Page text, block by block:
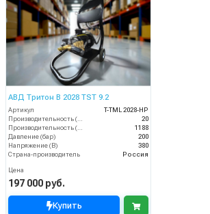
АВД Тритон B 2028 TST 9.2
Артикул
T-TML 2028-HP
Производительность (л/мин)
20
Производительность (л/ч)
1188
Давление (бар)
200
Напряжение (В)
380
Страна-производитель
Россия
Цена
197 000 руб.
Купить